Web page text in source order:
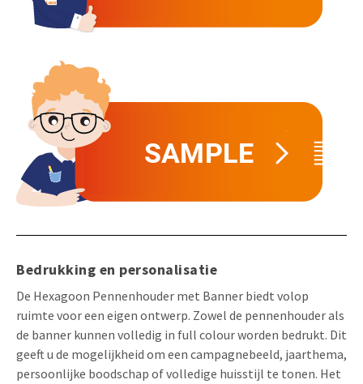
Bedrukking en personalisatie
De Hexagoon Pennenhouder met Banner biedt volop
ruimte voor een eigen ontwerp. Zowel de pennenhouder als
de banner kunnen volledig in full colour worden bedrukt. Dit
geeft u de mogelijkheid om een campagnebeeld, jaarthema,
persoonlijke boodschap of volledige huisstijl te tonen. Het